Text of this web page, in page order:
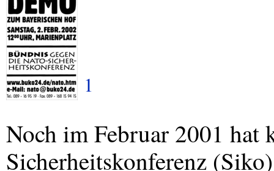
1
Noch im Februar 2001 hat
Sicherheitskonferenz